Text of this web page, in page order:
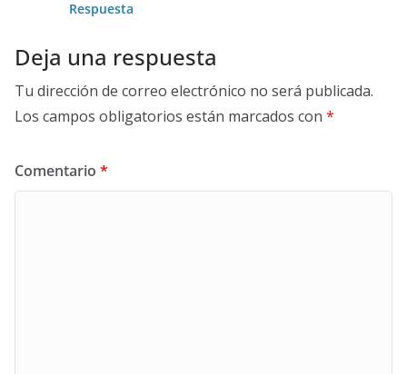
Respuesta
Deja una respuesta
Tu dirección de correo electrónico no será publicada.
Los campos obligatorios están marcados con *
Comentario *